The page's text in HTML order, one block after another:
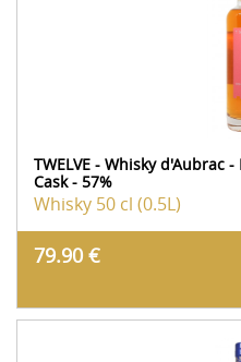
TWELVE - Whisky d'Aubrac
Cask - 57%
Whisky 50 cl (0.5L)
79.90 €